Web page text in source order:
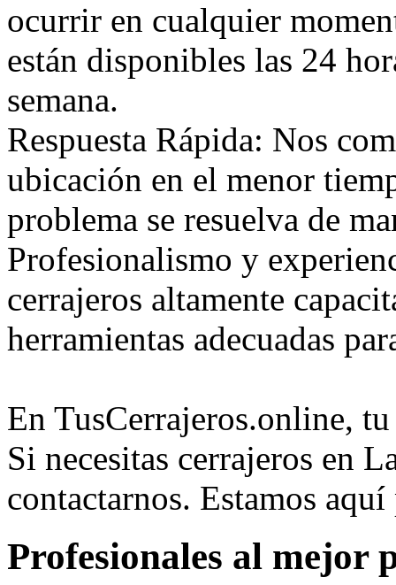
ocurrir en cualquier
están disponibles las 24
semana.
Respuesta Rápida: Nos
ubicación en el menor
problema se resuelva de
Profesionalismo y
cerrajeros altamente
herramientas adecuadas
En TusCerrajeros.online,
Si necesitas cerrajeros en
contactarnos. Estamos
Profesionales al mejor